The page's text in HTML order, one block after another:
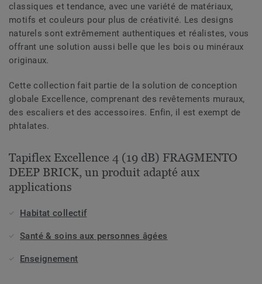
classiques et tendance, avec une variété de matériaux,
motifs et couleurs pour plus de créativité. Les designs
naturels sont extrêmement authentiques et réalistes, vous
offrant une solution aussi belle que les bois ou minéraux
originaux.
Cette collection fait partie de la solution de conception
globale Excellence, comprenant des revêtements muraux,
des escaliers et des accessoires. Enfin, il est exempt de
phtalates.
Tapiflex Excellence 4 (19 dB) FRAGMENTO
DEEP BRICK, un produit adapté aux
applications
Habitat collectif
Santé & soins aux personnes âgées
Enseignement